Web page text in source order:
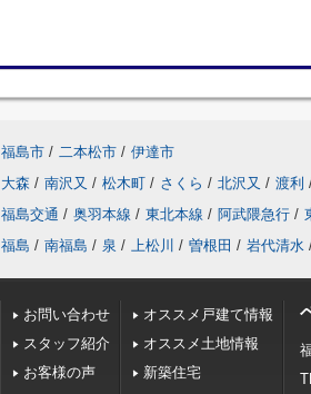
福島市 / 二本松市 / 伊達市
大森 / 南沢又 / 松木町 / さくら / 北沢又 / 渡利
福島交通 / 奥羽本線 / 東北本線 / 阿武隈急行 /
福島 / 南福島 / 泉 / 上松川 / 曽根田 / 岩代清水
お問い合わせ
スタッフ紹介
お客様の声
オススメ戸建て情報
オススメ土地情報
新築住宅